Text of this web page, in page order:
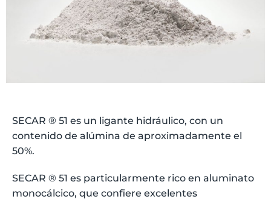
SECAR ® 51 es un ligante hidráulico, con un
contenido de alúmina de aproximadamente el
50%.
SECAR ® 51 es particularmente rico en aluminato
monocálcico, que confiere excelentes